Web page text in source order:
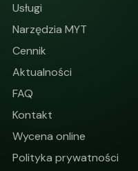
Usługi
Narzędzia MYT
Cennik
Aktualności
FAQ
Kontakt
Wycena online
Polityka prywatności